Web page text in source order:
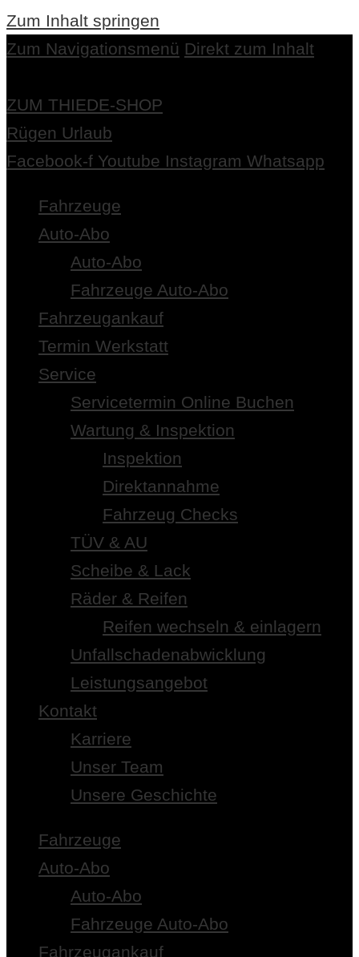
Zum Inhalt springen
Zum Navigationsmenü Direkt zum Inhalt
ZUM THIEDE-SHOP
Rügen Urlaub
Facebook-f Youtube Instagram Whatsapp
Fahrzeuge
Auto-Abo
Auto-Abo
Fahrzeuge Auto-Abo
Fahrzeugankauf
Termin Werkstatt
Service
Servicetermin Online Buchen
Wartung & Inspektion
Inspektion
Direktannahme
Fahrzeug Checks
TÜV & AU
Scheibe & Lack
Räder & Reifen
Reifen wechseln & einlagern
Unfallschadenabwicklung
Leistungsangebot
Kontakt
Karriere
Unser Team
Unsere Geschichte
Fahrzeuge
Auto-Abo
Auto-Abo
Fahrzeuge Auto-Abo
Fahrzeugankauf